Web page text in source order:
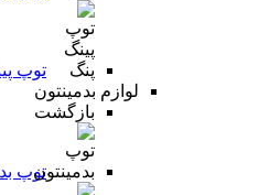
توپ
لوازم بدمینتون
بازگشت
توپ